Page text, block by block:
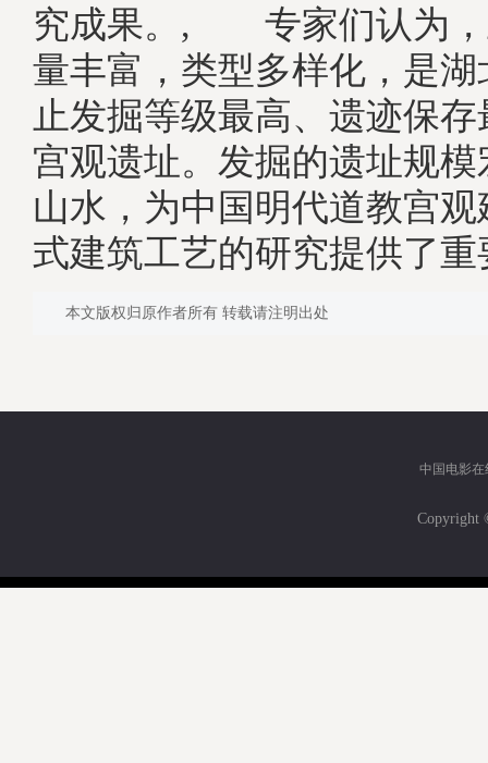
究成果。, 专家们认为，
量丰富，类型多样化，是
止发掘等级最高、遗迹保
宫观遗址。发掘的遗址规
山水，为中国明代道教宫
式建筑工艺的研究提供了
本文版权归原作者所有 转载请注明出处
中国电影在
Copyright